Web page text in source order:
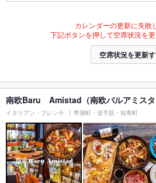
カレンダーの更新に失敗
下記ボタンを押して空席状況を更
空席状況を更新
南欧Baru Amistad（南欧バルアミスタ
イタリアン・フレンチ 帯屋町・追手筋・知寄町